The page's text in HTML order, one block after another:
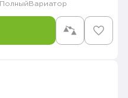
Полный Вариатор